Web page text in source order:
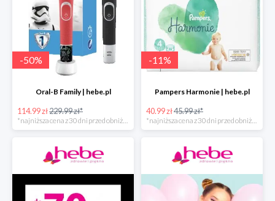
-50%
Oral-B Family | hebe.pl
114.99 zł229.99 zł*
-11%
Pampers Harmonie | hebe.pl
40.99 zł45.99 zł*